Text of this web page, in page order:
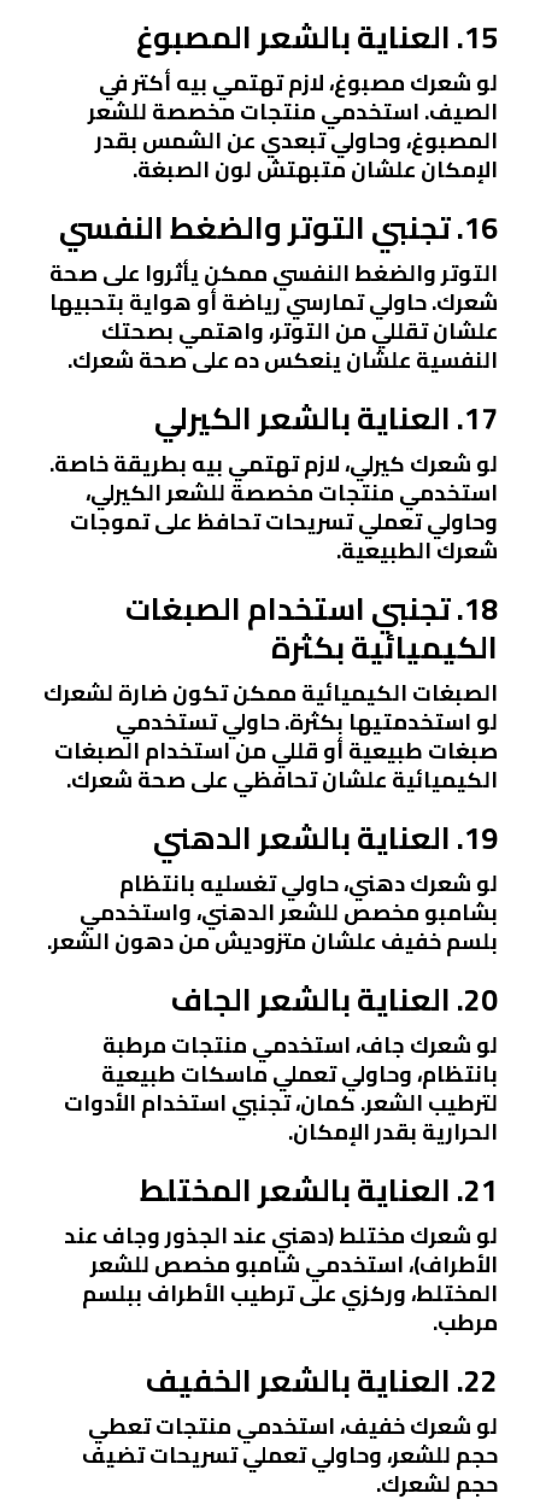
15. العناية بالشعر المصبوغ
لو شعرك مصبوغ، لازم تهتمي بيه أكتر في
الصيف. استخدمي منتجات مخصصة للشعر
المصبوغ، وحاولي تبعدي عن الشمس بقدر
الإمكان علشان متبهتش لون الصبغة.
16. تجنبي التوتر والضغط النفسي
التوتر والضغط النفسي ممكن يأثروا على صحة
شعرك. حاولي تمارسي رياضة أو هواية بتحبيها
علشان تقللي من التوتر، واهتمي بصحتك
النفسية علشان ينعكس ده على صحة شعرك.
17. العناية بالشعر الكيرلي
لو شعرك كيرلي، لازم تهتمي بيه بطريقة خاصة.
استخدمي منتجات مخصصة للشعر الكيرلي،
وحاولي تعملي تسريحات تحافظ على تموجات
شعرك الطبيعية.
18. تجنبي استخدام الصبغات
الكيميائية بكثرة
الصبغات الكيميائية ممكن تكون ضارة لشعرك
لو استخدمتيها بكثرة. حاولي تستخدمي
صبغات طبيعية أو قللي من استخدام الصبغات
الكيميائية علشان تحافظي على صحة شعرك.
19. العناية بالشعر الدهني
لو شعرك دهني، حاولي تغسليه بانتظام
بشامبو مخصص للشعر الدهني، واستخدمي
بلسم خفيف علشان متزوديش من دهون الشعر.
20. العناية بالشعر الجاف
لو شعرك جاف، استخدمي منتجات مرطبة
بانتظام، وحاولي تعملي ماسكات طبيعية
لترطيب الشعر. كمان، تجنبي استخدام الأدوات
الحرارية بقدر الإمكان.
21. العناية بالشعر المختلط
لو شعرك مختلط (دهني عند الجذور وجاف عند
الأطراف)، استخدمي شامبو مخصص للشعر
المختلط، وركزي على ترطيب الأطراف ببلسم
مرطب.
22. العناية بالشعر الخفيف
لو شعرك خفيف، استخدمي منتجات تعطي
حجم للشعر، وحاولي تعملي تسريحات تضيف
حجم لشعرك.